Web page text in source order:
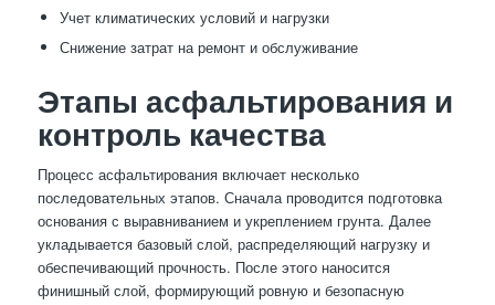
Учет климатических условий и нагрузки
Снижение затрат на ремонт и обслуживание
Этапы асфальтирования и
контроль качества
Процесс асфальтирования включает несколько
последовательных этапов. Сначала проводится подготовка
основания с выравниванием и укреплением грунта. Далее
укладывается базовый слой, распределяющий нагрузку и
обеспечивающий прочность. После этого наносится
финишный слой, формирующий ровную и безопасную